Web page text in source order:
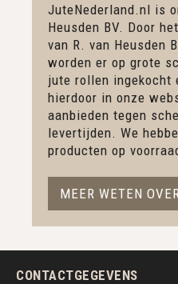
JuteNederland.nl is
Heusden BV. Door
van R. van Heusden
worden er op grote
jute rollen ingekocht
hierdoor in onze
aanbieden tegen
levertijden. We
producten op
MEER WETEN
CONTACTGEGEVENS